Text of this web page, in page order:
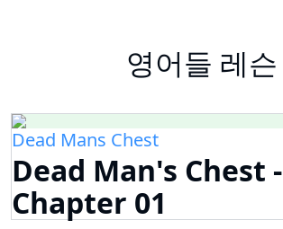
영어들 레슨
Dead Mans Chest
Dead Man's Chest -
Chapter 01